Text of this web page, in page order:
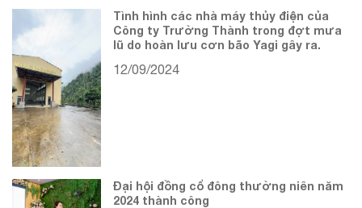
Tình hình các nhà máy thủy điện của
Công ty Trường Thành trong đợt mưa
lũ do hoàn lưu cơn bão Yagi gây ra.
12/09/2024
Đại hội đồng cổ đông thường niên năm
2024 thành công